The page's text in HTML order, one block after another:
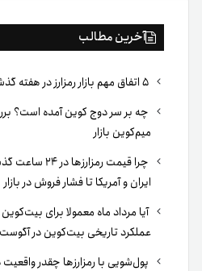
آخرین مطالب
چه بر سر دوج کوین آمده است؟
میم‌کوین بازار
چرا قیمت
ایران و آمریکا تا فشار فروش در بازار
آیا مرداد ماه معمولا برای
عملکرد تاریخی بیت‌کوین در آگوست
پول‌شویی با رمزارزها چقدر